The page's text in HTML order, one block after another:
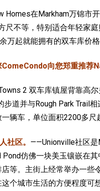
Homes在Markham万锦市
尺不等，特别适合年轻家
万起就能拥有的双车库价格
向您郑重推荐
2 双车库镇屋背靠高
步道并与Rough Park Trail
辆车，单位面积2200多
社区。 ——Unionville社区是
仿佛一块美玉镶嵌在
等。主街上经常举办一些
个城市生活的方便程度